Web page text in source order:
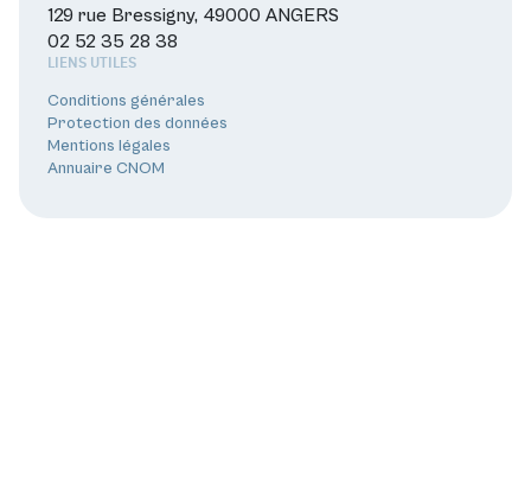
129 rue Bressigny, 49000 ANGERS
02 52 35 28 38
LIENS UTILES
Conditions générales
Protection des données
Mentions légales
Annuaire CNOM